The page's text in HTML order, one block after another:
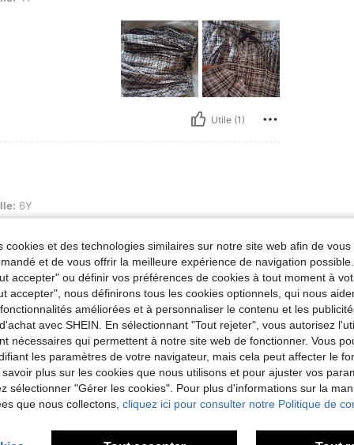
Utile (1)
6Y
Utile (0)
cookies et des technologies similaires sur notre site web afin de
et de vous offrir la meilleure expérience de navigation
accepter" ou définir vos préférences de cookies à tout moment à
accepter", nous définirons tous les cookies optionnels, qui nous
améliorées et à personnaliser le contenu et les
avec SHEIN. En sélectionnant "Tout rejeter", vous autorisez
nécessaires qui permettent à notre site web de fonctionner. Vous
les paramètres de votre navigateur, mais cela peut affecter le
plus sur les cookies que nous utilisons et pour ajuster vos
sélectionner "Gérer les cookies". Pour plus d'informations sur la
que nous collectons, cliquez ici pour consulter notre Politique de